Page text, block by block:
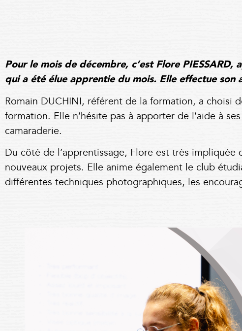
Pour le mois de décembre, c’est Flore
qui a été élue apprentie du mois. Elle effectue
Romain DUCHINI, référent de la formation, a choisi
formation. Elle n’hésite pas à apporter de l’aide à
camaraderie.
Du côté de l’apprentissage, Flore est très
nouveaux projets. Elle anime également le club
différentes techniques photographiques, les